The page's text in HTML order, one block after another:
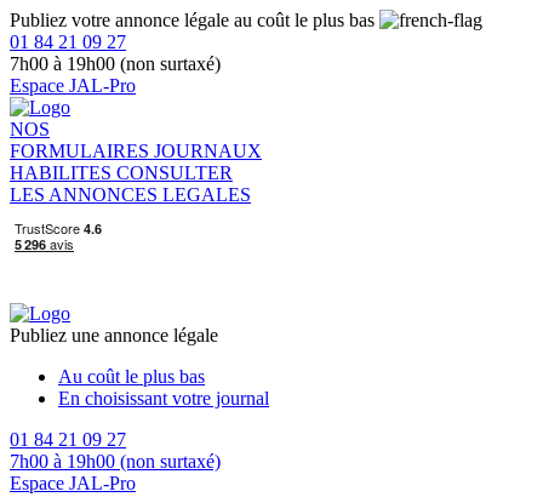
Publiez votre annonce légale au coût le plus bas
01 84 21 09 27
7h00 à 19h00 (non surtaxé)
Espace JAL-Pro
NOS
FORMULAIRES JOURNAUX
HABILITES CONSULTER
LES ANNONCES LEGALES
Publiez une annonce légale
Au coût le plus bas
En choisissant votre journal
01 84 21 09 27
7h00 à 19h00 (non surtaxé)
Espace JAL-Pro